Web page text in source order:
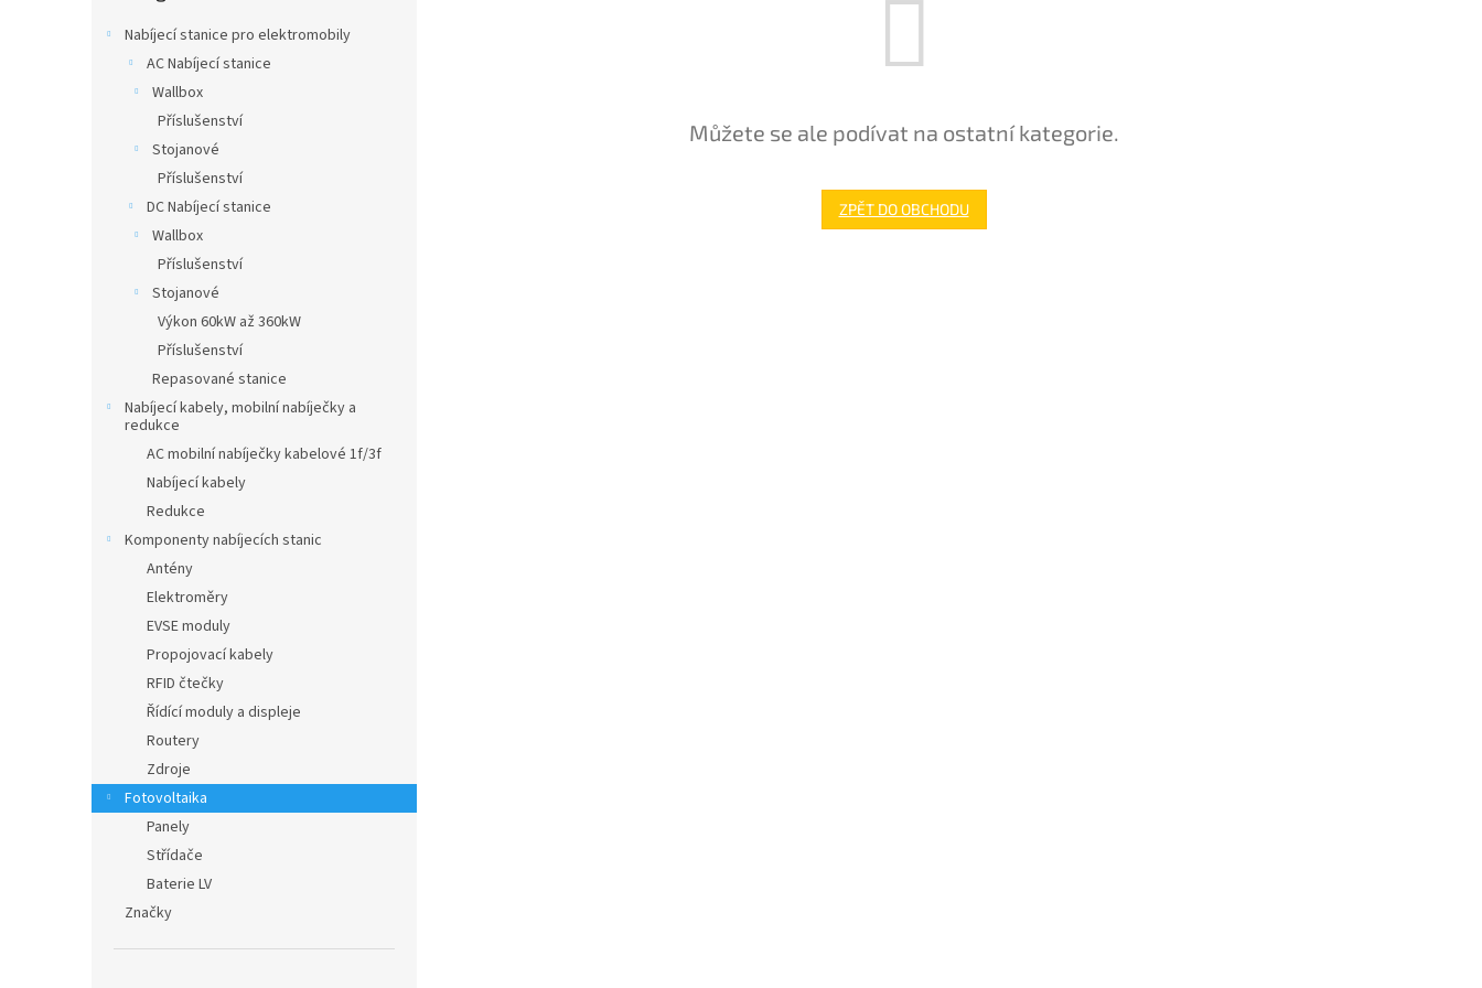
Nabíjecí stanice pro elektromobily
AC Nabíjecí stanice
Wallbox
Příslušenství
Stojanové
Příslušenství
DC Nabíjecí stanice
Wallbox
Příslušenství
Stojanové
Výkon 60kW až 360kW
Příslušenství
Repasované stanice
Nabíjecí kabely, mobilní nabíječky a
redukce
AC mobilní nabíječky kabelové 1f/3f
Nabíjecí kabely
Redukce
Komponenty nabíjecích stanic
Antény
Elektroměry
EVSE moduly
Propojovací kabely
RFID čtečky
Řídící moduly a displeje
Routery
Zdroje
Fotovoltaika
Panely
Střídače
Baterie LV
Značky
Můžete se ale podívat na ostatní kategorie.
ZPĚT DO OBCHODU